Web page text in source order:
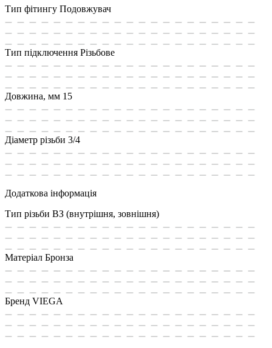
Тип фітингу Подовжувач
Тип підключення Різьбове
Довжина, мм 15
Діаметр різьби 3/4
Додаткова інформація
Тип різьби ВЗ (внутрішня, зовнішня)
Матеріал Бронза
Бренд VIEGA